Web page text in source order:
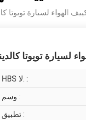
HBS لا. :
وسم :
تطبيق :